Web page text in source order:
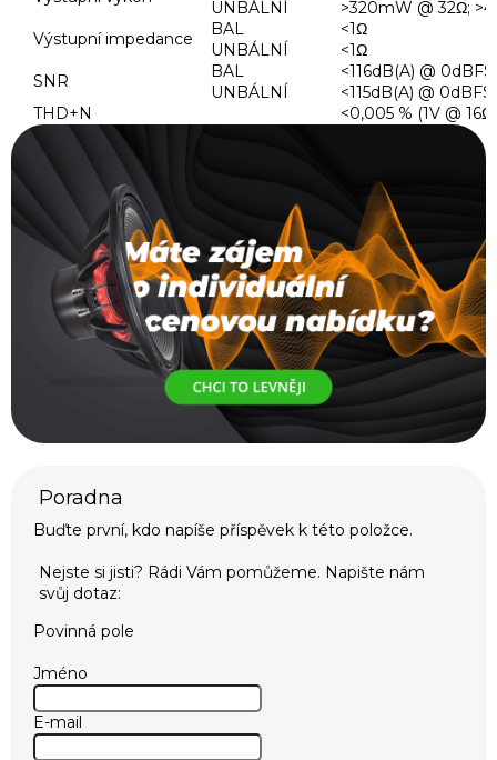
UNBÁLNÍ
>320mW @ 32Ω;
Výstupní impedance
BAL
UNBÁLNÍ
<1Ω
<1Ω
SNR
BAL
UNBÁLNÍ
<116dB(A) @ 0dBFS
<115dB(A) @ 0dBFS
THD+N
<0,005 % (1V @ 16Ω)
Buďte první, kdo napíše příspěvek k této položce.
Povinná pole
Jméno
E-mail